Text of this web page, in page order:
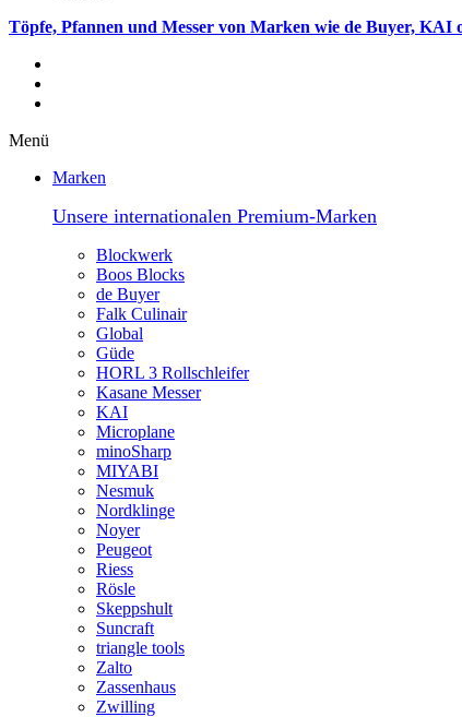
Töpfe, Pfannen und Messer von Marken wie de Buyer, KAI
Menü
Marken
Unsere internationalen Premium-Marken
Blockwerk
Boos Blocks
de Buyer
Falk Culinair
Global
Güde
HORL 3 Rollschleifer
Kasane Messer
KAI
Microplane
minoSharp
MIYABI
Nesmuk
Nordklinge
Noyer
Peugeot
Riess
Rösle
Skeppshult
Suncraft
triangle tools
Zalto
Zassenhaus
Zwilling